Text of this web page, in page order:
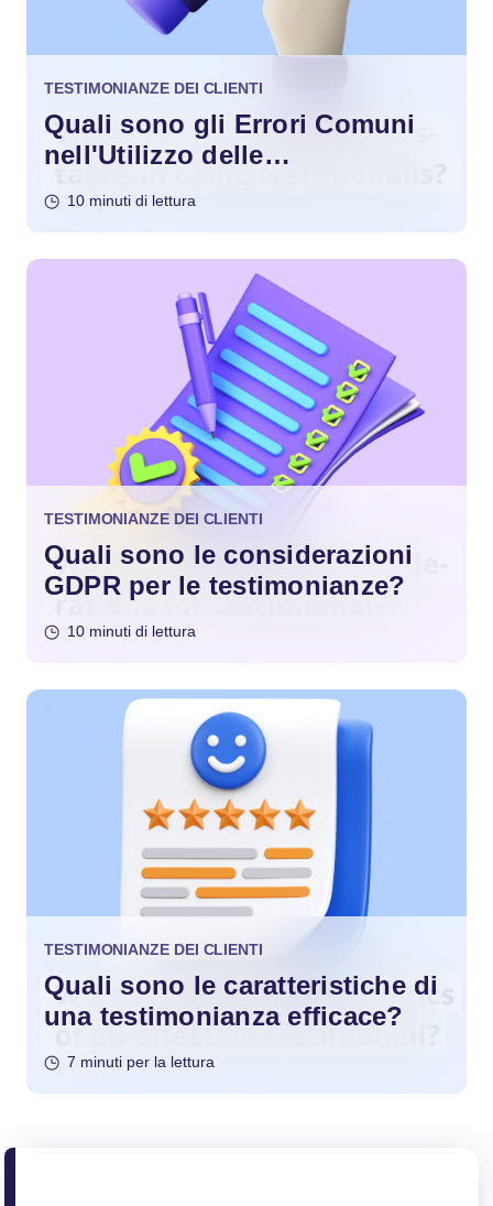
TESTIMONIANZE DEI CLIENTI
Quali sono gli Errori Comuni
nell'Utilizzo delle
10 minuti di lettura
TESTIMONIANZE DEI CLIENTI
Quali sono le considerazioni
GDPR per le testimonianze?
10 minuti di lettura
TESTIMONIANZE DEI CLIENTI
Quali sono le caratteristiche di
una testimonianza efficace?
7 minuti per la lettura